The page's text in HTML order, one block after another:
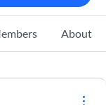
About